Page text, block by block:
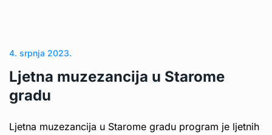
4. srpnja 2023.
Ljetna muzezancija u Starome
gradu
Ljetna muzezancija u Starome gradu program je ljetnih